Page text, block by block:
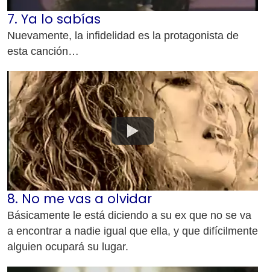
7. Ya lo sabías
Nuevamente, la infidelidad es la protagonista de
esta canción…
8. No me vas a olvidar
Básicamente le está diciendo a su ex que no se va
a encontrar a nadie igual que ella, y que difícilmente
alguien ocupará su lugar.